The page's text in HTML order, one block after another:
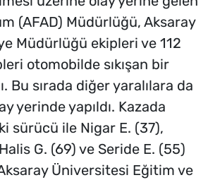
(AFAD) Müdürlüğü, Aksaray
Müdürlüğü ekipleri ve 112
otomobilde sıkışan bir
Bu sırada diğer yaralılara da
yerinde yapıldı. Kazada
sürücü ile Nigar E. (37),
G. (69) ve Seride E. (55)
Üniversitesi Eğitim ve